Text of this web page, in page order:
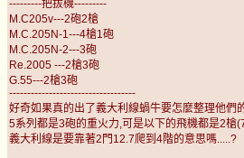
---------把拔機---------
M.C205v---2砲2槍
M.C.205N-1---4槍1砲
M.C.205N-2---3砲
Re.2005 ---2槍3砲
G.55---2槍3砲
-----------------------------------
好奇如果真的出了義大利線蝸牛要怎麼整理他們
5系列都是3砲的重火力,可是以下的飛機都是2槍
義大利線是要靠著2門12.7爬到4階的意思嗎.....?